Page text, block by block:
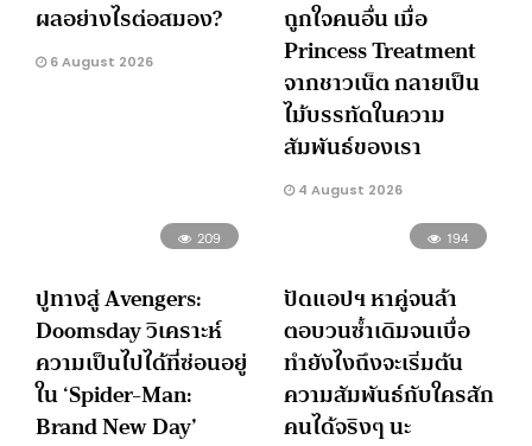
ผลอย่างไรต่อสมอง?
6 August 2026
ถูกใจคนอื่น เมื่อ
Princess Treatment
จากชาวเน็ต กลายเป็น
ไม้บรรทัดในความ
สัมพันธ์ของเรา
4 August 2026
209
ปูทางสู่ Avengers:
Doomsday วิเคราะห์
ความเป็นไปได้ที่ซ่อนอยู่
ใน ‘Spider-Man:
Brand New Day’
194
ปัดแอปฯ หาคู่จนล้า
ตอบวนซ้ำเดิมจนเบื่อ
ทำยังไงถึงจะเริ่มต้น
ความสัมพันธ์กับใครสัก
คนได้จริงๆ นะ